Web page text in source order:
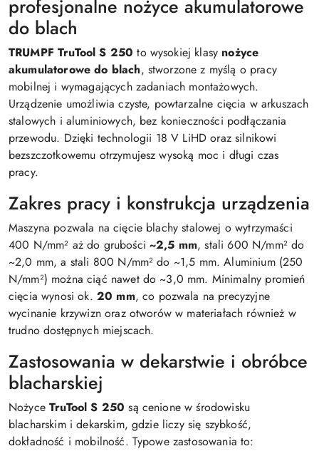
profesjonalne nożyce akumulatorowe
do blach
TRUMPF TruTool S 250 to wysokiej klasy nożyce
akumulatorowe do blach, stworzone z myślą o pracy
mobilnej i wymagających zadaniach montażowych.
Urządzenie umożliwia czyste, powtarzalne cięcia w arkuszach
stalowych i aluminiowych, bez konieczności podłączania
przewodu. Dzięki technologii 18 V LiHD oraz silnikowi
bezszczotkowemu otrzymujesz wysoką moc i długi czas
pracy.
Zakres pracy i konstrukcja urządzenia
Maszyna pozwala na cięcie blachy stalowej o wytrzymaści
400 N/mm² aż do grubości~2,5 mm, stali 600 N/mm² do
~2,0 mm, a stali 800 N/mm² do ~1,5 mm. Aluminium (250
N/mm²) można ciąć nawet do ~3,0 mm. Minimalny promień
cięcia wynosi ok. 20 mm, co pozwala na precyzyjne
wycinanie krzywizn oraz otworów w materiałach również w
trudno dostępnych miejscach.
Zastosowania w dekarstwie i obróbce
blacharskiej
NożyceTruTool S 250 są cenione w środowisku
blacharskim i dekarskim, gdzie liczy się szybkość,
dokładność i mobilność. Typowe zastosowania to: